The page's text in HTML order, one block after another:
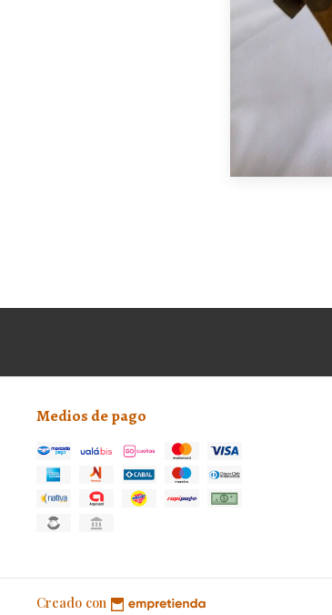
Medios de pago
Creado con